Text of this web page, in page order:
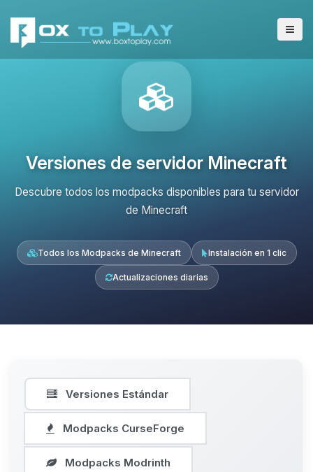
Versiones de servidor Minecraft
Descubre todos los modpacks disponibles para tu servidor
de Minecraft
Todos los Modpacks de Minecraft Instalación en 1 clic
Actualizaciones diarias
Versiones Estándar
Modpacks CurseForge
Modpacks Modrinth